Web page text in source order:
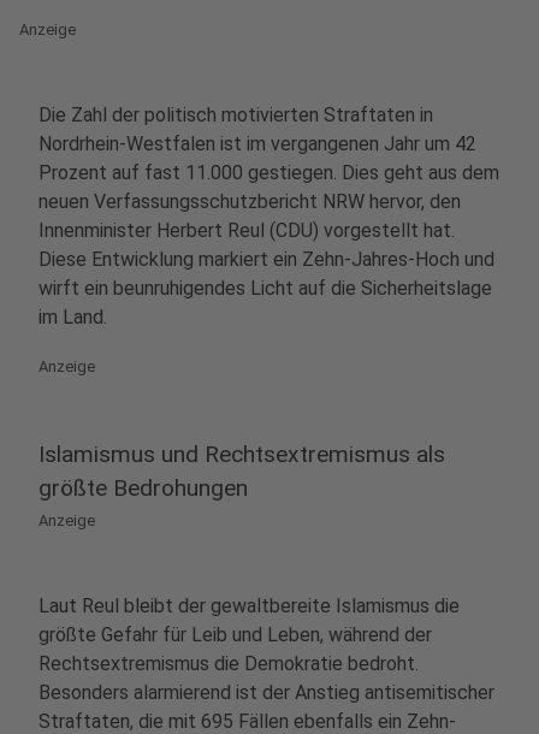
Anzeige
Die Zahl der politisch motivierten Straftaten in
Nordrhein-Westfalen ist im vergangenen Jahr um 42
Prozent auf fast 11.000 gestiegen. Dies geht aus dem
neuen Verfassungsschutzbericht NRW hervor, den
Innenminister Herbert Reul (CDU) vorgestellt hat.
Diese Entwicklung markiert ein Zehn-Jahres-Hoch und
wirft ein beunruhigendes Licht auf die Sicherheitslage
im Land.
Anzeige
Islamismus und Rechtsextremismus als
größte Bedrohungen
Anzeige
Laut Reul bleibt der gewaltbereite Islamismus die
größte Gefahr für Leib und Leben, während der
Rechtsextremismus die Demokratie bedroht.
Besonders alarmierend ist der Anstieg antisemitischer
Straftaten, die mit 695 Fällen ebenfalls ein Zehn-